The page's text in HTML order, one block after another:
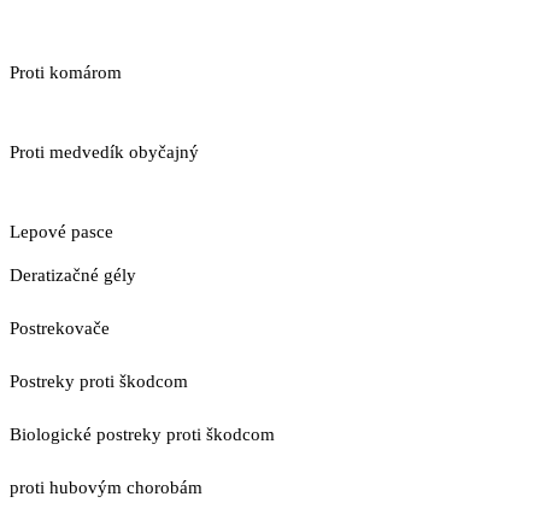
Proti komárom
Proti medvedík obyčajný
Lepové pasce
Deratizačné gély
Postrekovače
Postreky proti škodcom
Biologické postreky proti škodcom
proti hubovým chorobám